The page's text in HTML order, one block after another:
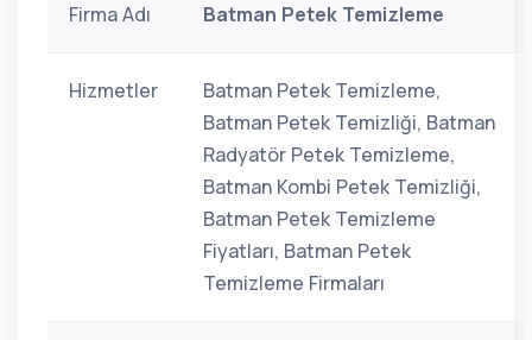
Firma Adı Batman Petek Temizleme
Hizmetler
Batman Petek Temizleme,
Batman Petek Temizliği, Batman
Radyatör Petek Temizleme,
Batman Kombi Petek Temizliği,
Batman Petek Temizleme
Fiyatları, Batman Petek
Temizleme Firmaları